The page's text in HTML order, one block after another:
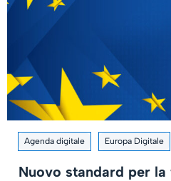
Agenda digitale Europa Digitale
Nuovo standard per